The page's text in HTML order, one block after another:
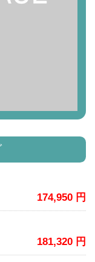
174,950 円
181,320 円